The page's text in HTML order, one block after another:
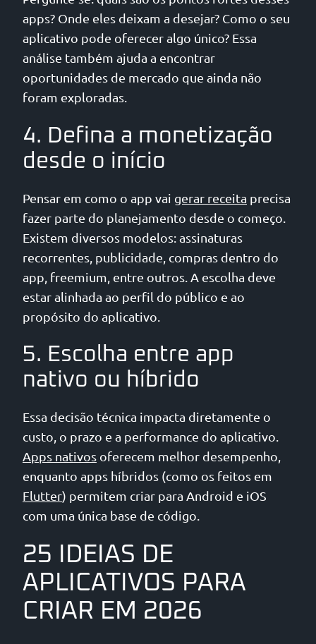
apps? Onde eles deixam a desejar? Como o seu
aplicativo pode oferecer algo único? Essa
análise também ajuda a encontrar
oportunidades de mercado que ainda não
foram exploradas.
4. Defina a monetização
desde o início
Pensar em como o app vai gerar receita precisa
fazer parte do planejamento desde o começo.
Existem diversos modelos: assinaturas
recorrentes, publicidade, compras dentro do
app, freemium, entre outros. A escolha deve
estar alinhada ao perfil do público e ao
propósito do aplicativo.
5. Escolha entre app
nativo ou híbrido
Essa decisão técnica impacta diretamente o
custo, o prazo e a performance do aplicativo.
Apps nativos oferecem melhor desempenho,
enquanto apps híbridos (como os feitos em
Flutter) permitem criar para Android e iOS
com uma única base de código.
25 IDEIAS DE
APLICATIVOS PARA
CRIAR EM 2026